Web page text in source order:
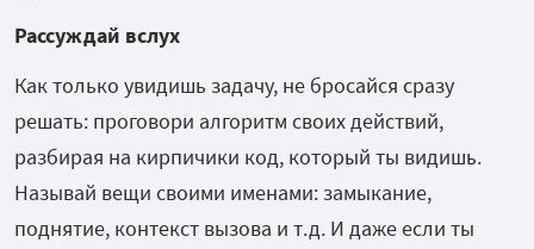
Рассуждай вслух
Как только увидишь задачу, не бросайся сразу
решать: проговори алгоритм своих действий,
разбирая на кирпичики код, который ты видишь.
Называй вещи своими именами: замыкание,
поднятие, контекст вызова и т.д. И даже если ты